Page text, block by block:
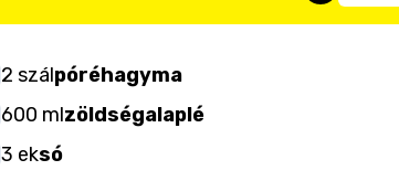
2 szálpóréhagyma
600 mlzöldségalaplé
3 eksó